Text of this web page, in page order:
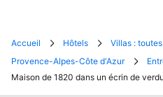
Accueil Hôtels Villas :
Provence-Alpes-Côte d'Azur
Maison de 1820 dans un écrin de